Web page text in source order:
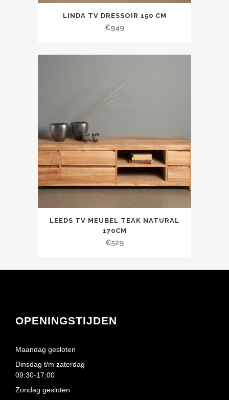
LINDA TV DRESSOIR 150 CM
€949
LEEDS TV MEUBEL TEAK NATURAL
170CM
€529
OPENINGSTIJDEN
Maandag gesloten
Dinsdag t/m zaterdag
09:30-17:00
Zondag gesloten